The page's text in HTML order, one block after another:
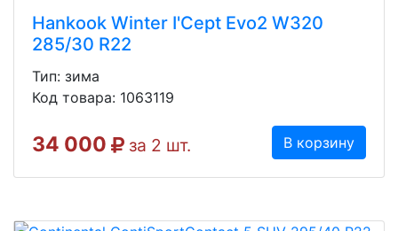
Hankook Winter I'Cept Evo2 W320
285/30 R22
Тип: зима
Код товара: 1063119
34 000 за 2 шт. В корзину